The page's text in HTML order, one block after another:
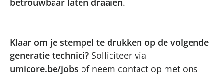
Klaar om je stempel te drukken op de volgende
generatie technici? Solliciteer via
umicore.be/jobs of neem contact op met ons